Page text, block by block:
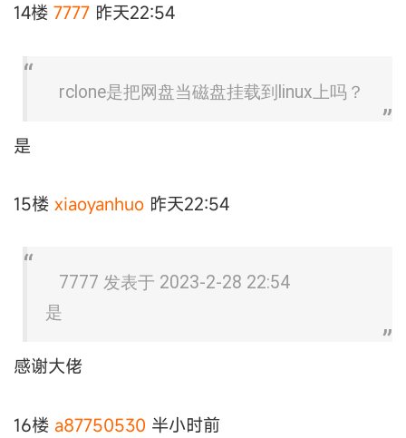
14楼 7777 昨天22:54
rclone是把网盘当磁盘挂载到linux上吗？
是
15楼 xiaoyanhuo 昨天22:54
7777 发表于 2023-2-28 22:54
是
感谢大佬
16楼 a87750530 半小时前